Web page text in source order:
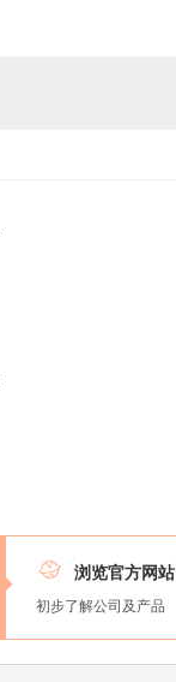
 浏览官方网站
初步了解公司及产品